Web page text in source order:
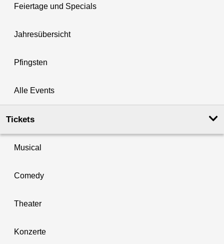
Feiertage und Specials
Jahresübersicht
Pfingsten
Alle Events
Tickets
Musical
Comedy
Theater
Konzerte